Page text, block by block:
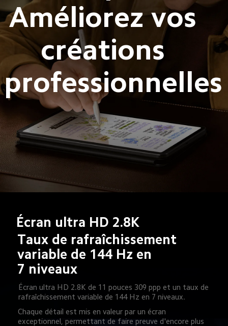
Améliorez vos
créations
professionnelles
Écran ultra HD 2.8K
Taux de rafraîchissement
variable de 144 Hz en
7 niveaux
Écran ultra HD 2.8K de 11 pouces 309 ppp et un taux de
rafraîchissement variable de 144 Hz en 7 niveaux.
Chaque détail est mis en valeur par un écran
exceptionnel, permettant de faire preuve d'encore plus